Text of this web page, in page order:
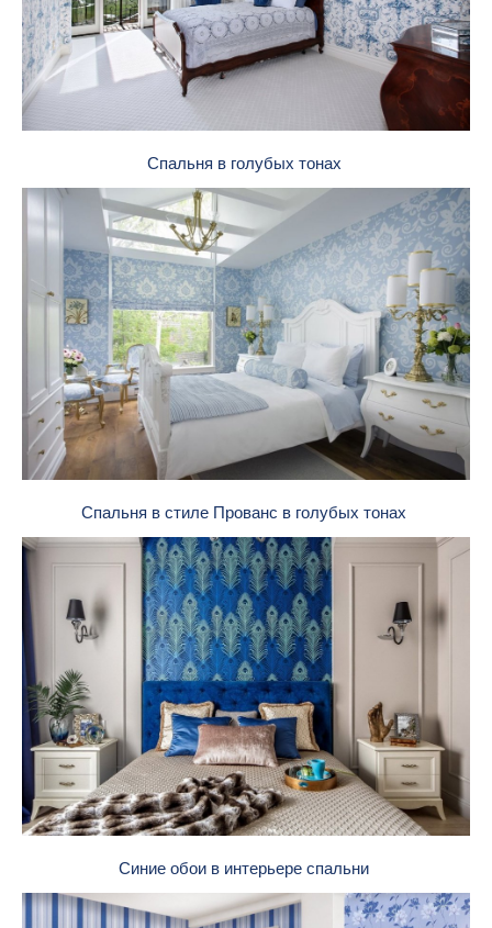
Спальня в голубых тонах
Спальня в стиле Прованс в голубых тонах
Синие обои в интерьере спальни